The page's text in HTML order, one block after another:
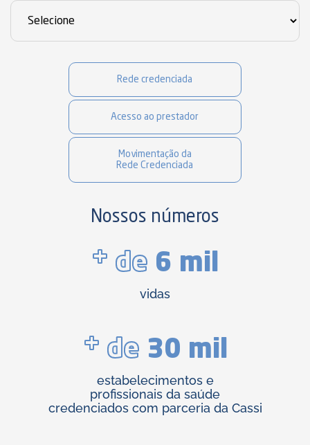
Rede credenciada
Acesso ao prestador
Movimentação da
Rede Credenciada
Nossos números
+ de 6 mil
vidas
+ de 30 mil
estabelecimentos e
profissionais da saúde
credenciados com parceria da Cassi